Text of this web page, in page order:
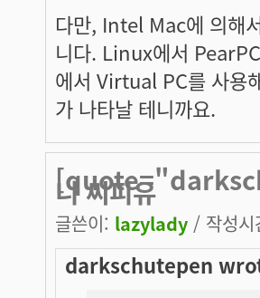
다만, Intel Mac에 의해
니다. Linux에서
에서 Virtual PC를 사용
가 나타날 테니까요.
니 씨피유
글쓴이: lazylady / 작성
darkschutepen